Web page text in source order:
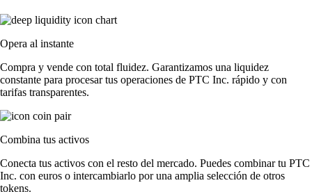
Opera al instante
Compra y vende con total fluidez. Garantizamos una liquidez
constante para procesar tus operaciones de PTC Inc. rápido y con
tarifas transparentes.
Combina tus activos
Conecta tus activos con el resto del mercado. Puedes combinar tu PTC
Inc. con euros o intercambiarlo por una amplia selección de otros
tokens.